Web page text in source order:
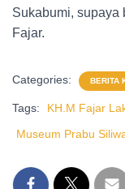
Sukabumi, supaya
Fajar.
Categories: BERITA
Tags: KH.M Fajar
Museum Prabu